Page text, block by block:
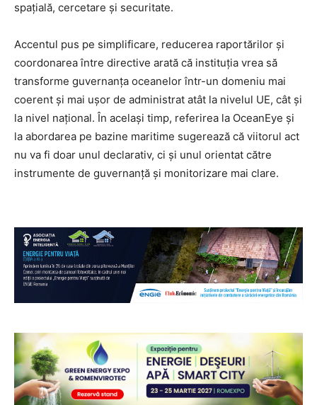
spațială, cercetare și securitate.
Accentul pus pe simplificare, reducerea raportărilor și
coordonarea între directive arată că instituția vrea să
transforme guvernanța oceanelor într-un domeniu mai
coerent și mai ușor de administrat atât la nivelul UE, cât și
la nivel național. În același timp, referirea la OceanEye și
la abordarea pe bazine maritime sugerează că viitorul act
nu va fi doar unul declarativ, ci și unul orientat către
instrumente de guvernanță și monitorizare mai clare.